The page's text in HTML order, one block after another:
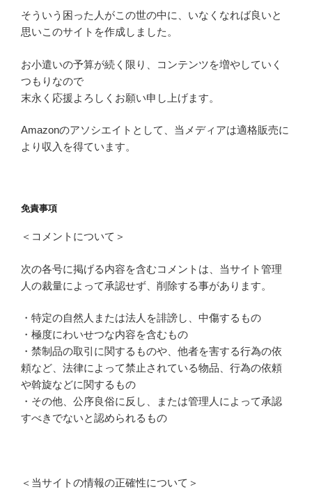
そういう困った人がこの世の中に、いなくなれば良いと
思いこのサイトを作成しました。
お小遣いの予算が続く限り、コンテンツを増やしていく
つもりなので
末永く応援よろしくお願い申し上げます。
Amazonのアソシエイトとして、当メディアは適格販売に
より収入を得ています。
免責事項
＜コメントについて＞
次の各号に掲げる内容を含むコメントは、当サイト管理
人の裁量によって承認せず、削除する事があります。
・特定の自然人または法人を誹謗し、中傷するもの
・極度にわいせつな内容を含むもの
・禁制品の取引に関するものや、他者を害する行為の依
頼など、法律によって禁止されている物品、行為の依頼
や斡旋などに関するもの
・その他、公序良俗に反し、または管理人によって承認
すべきでないと認められるもの
＜当サイトの情報の正確性について＞